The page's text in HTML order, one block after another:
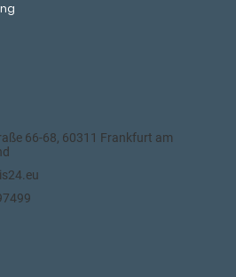
66-68, 60311 Frankfurt am